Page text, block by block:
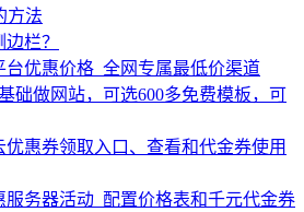
方法
栏？
台优惠价格_全网专属最低价渠道
础做网站，可选600多免费模板，可
优惠券领取入口、查看和代金券使用
服务器活动_配置价格表和千元代金券